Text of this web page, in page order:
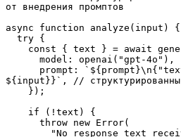
от внедрения промптов
async function analyze(input) {
  try {
const { text } = await
      model: openai("gpt-4o"),
${input}}`, //
    });
    if (!text) {
      throw new Error(